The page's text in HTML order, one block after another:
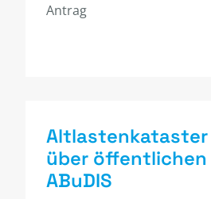
Antrag
Altlastenkataster
über öffentlichen
ABuDIS